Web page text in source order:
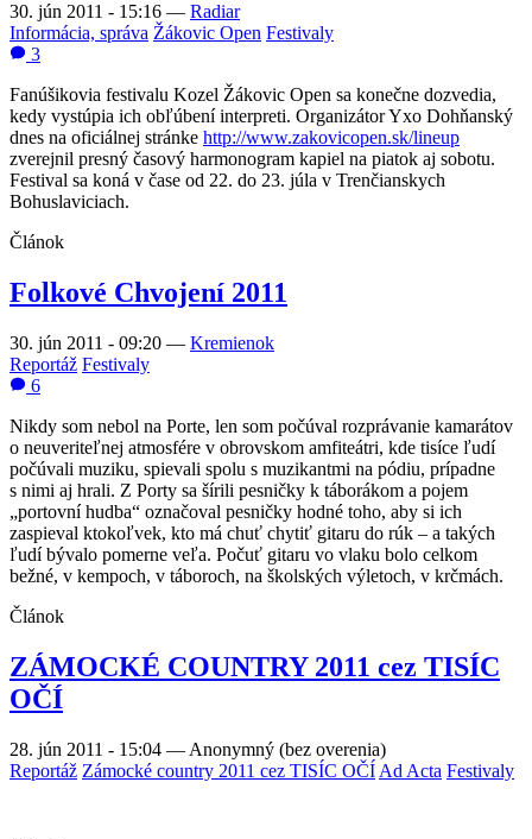
30. jún 2011 - 15:16 — Radiar
Informácia, správa Žákovic Open Festivaly
3
Fanúšikovia festivalu Kozel Žákovic Open sa konečne dozvedia,
kedy vystúpia ich obľúbení interpreti. Organizátor Yxo Dohňanský
dnes na oficiálnej stránke http://www.zakovicopen.sk/lineup
zverejnil presný časový harmonogram kapiel na piatok aj sobotu.
Festival sa koná v čase od 22. do 23. júla v Trenčianskych
Bohuslaviciach.
Článok
Folkové Chvojení 2011
30. jún 2011 - 09:20 — Kremienok
Reportáž Festivaly
6
Nikdy som nebol na Porte, len som počúval rozprávanie kamarátov
o neuveriteľnej atmosfére v obrovskom amfiteátri, kde tisíce ľudí
počúvali muziku, spievali spolu s muzikantmi na pódiu, prípadne
s nimi aj hrali. Z Porty sa šírili pesničky k táborákom a pojem
„portovní hudba“ označoval pesničky hodné toho, aby si ich
zaspieval ktokoľvek, kto má chuť chytiť gitaru do rúk – a takých
ľudí bývalo pomerne veľa. Počuť gitaru vo vlaku bolo celkom
bežné, v kempoch, v táboroch, na školských výletoch, v krčmách.
Článok
ZÁMOCKÉ COUNTRY 2011 cez TISÍC
OČÍ
28. jún 2011 - 15:04 — Anonymný (bez overenia)
Reportáž Zámocké country 2011 cez TISÍC OČÍ Ad Acta Festivaly